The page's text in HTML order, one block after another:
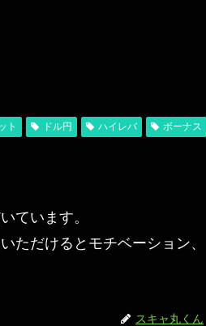
ト ドル円 ハイレバ ボーナス
ています。
ただけるとモチベーション、
スキャ丸くん